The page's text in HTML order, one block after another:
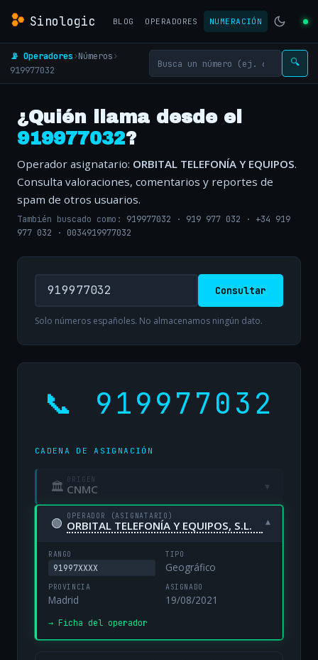
Sinologic BLOG OPERADORES NUMERACIÓN
📡 Operadores›Números›
919977032
🔍
¿Quién llama desde el
919977032?
Operador asignatario: ORBITAL TELEFONÍA Y EQUIPOS.
Consulta valoraciones, comentarios y reportes de
spam de otros usuarios.
También buscado como: 919977032 · 919 977 032 · +34 919
977 032 · 0034919977032
Consultar
Solo números españoles. No almacenamos ningún dato.
📞 919977032
CADENA DE ASIGNACIÓN
🏛 ORIGEN
CNMC ▾
🟢 OPERADOR (ASIGNATARIO)
ORBITAL TELEFONÍA Y EQUIPOS, S.L. ▾
RANGO
91997XXXX
TIPO
Geográfico
PROVINCIA
Madrid
ASIGNADO
19/08/2021
→ Ficha del operador